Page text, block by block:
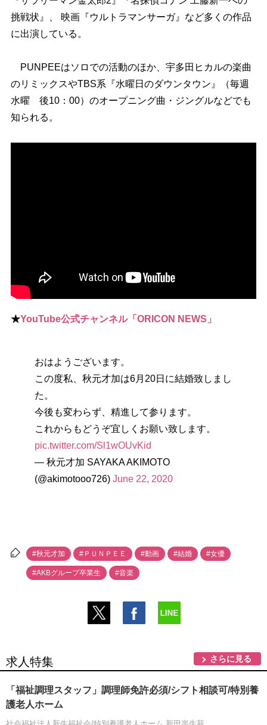
挑戦状』、 映画『ウルトラマンサーガ』など多くの作品
に出演している。
PUNPEEはソロでの活動のほか、宇多田ヒカルの楽曲
のリミックスやTBS系『水曜日のダウンタウン』（毎週
水曜 後10：00）のオープニング曲・ジングルなどでも
知られる。
★YouTube公式チャンネル「ORICON NEWS」
おはようございます。
この度私、秋元才加は6月20日に結婚致しまし
た。
今後も変わらず、精進して参ります。
これからもどうぞ宜しくお願い致します。
pic.twitter.com/Sl1wOUvKid
— 秋元才加 SAYAKA AKIMOTO
(@akimotooo726) June 22, 2020
#秋元才加 #ＰＵＮＰＥＥ #動画 #結婚 #女優
#AKBグループ卒業生 #音楽
求人特集 さらに見る
「福祉調理スタッフ」調理師免許必須/シフト相談可/特別養
護老人ホーム